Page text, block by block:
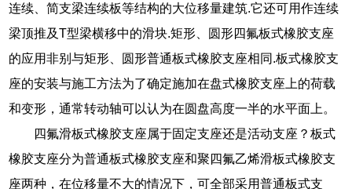
连续、简支梁连续板等结构的大位移量建筑.它还可用作连续
梁顶推及T型梁横移中的滑块.矩形、圆形四氟板式橡胶支座
的应用非别与矩形、圆形普通板式橡胶支座相同.板式橡胶支
座的安装与施工方法为了确定施加在盘式橡胶支座上的荷载
和变形，通常转动轴可以认为在圆盘高度一半的水平面上。
四氟滑板式橡胶支座属于固定支座还是活动支座？板式
橡胶支座分为普通板式橡胶支座和聚四氟乙烯滑板式橡胶支
座两种，在位移量不大的情况下，可全部采用普通板式支